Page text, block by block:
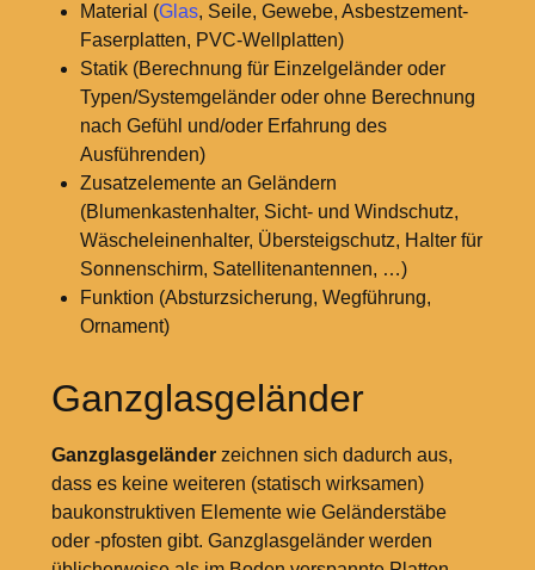
Material (Glas, Seile, Gewebe, Asbestzement-
Faserplatten, PVC-Wellplatten)
Statik (Berechnung für Einzelgeländer oder
Typen/Systemgeländer oder ohne Berechnung
nach Gefühl und/oder Erfahrung des
Ausführenden)
Zusatzelemente an Geländern
(Blumenkastenhalter, Sicht- und Windschutz,
Wäscheleinenhalter, Übersteigschutz, Halter für
Sonnenschirm, Satellitenantennen, …)
Funktion (Absturzsicherung, Wegführung,
Ornament)
Ganzglasgeländer
Ganzglasgeländerzeichnen sich dadurch aus,
dass es keine weiteren (statisch wirksamen)
baukonstruktiven Elemente wie Geländerstäbe
oder -pfosten gibt. Ganzglasgeländer werden